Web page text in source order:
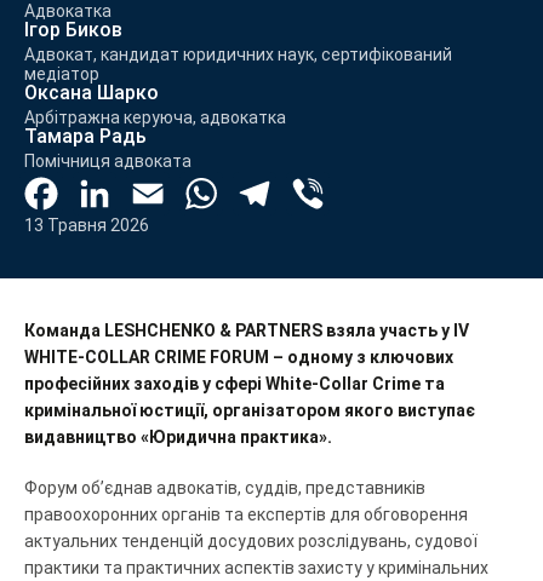
Адвокатка
Ігор Биков
Адвокат, кандидат юридичних наук, сертифікований
медіатор
Оксана Шарко
Арбітражна керуюча, адвокатка
Тамара Радь
Помічниця адвоката
FacebookLinkedInEmail
13 Травня 2026
Команда LESHCHENKO & PARTNERS взяла участь у IV
WHITE-COLLAR CRIME FORUM – одному з ключових
професійних заходів у сфері White-Collar Crime та
кримінальної юстиції, організатором якого виступає
видавництво «Юридична практика».
Форум об’єднав адвокатів, суддів, представників
правоохоронних органів та експертів для обговорення
актуальних тенденцій досудових розслідувань, судової
практики та практичних аспектів захисту у кримінальних